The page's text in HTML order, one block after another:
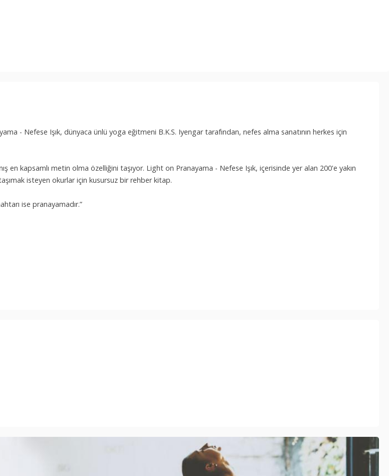
- Nefese Işık, dünyaca ünlü yoga eğitmeni B.K.S. Iyengar tarafından, nefes alma sanatının herkes için
en kapsamlı metin olma özelliğini taşıyor. Light on Pranayama - Nefese Işık, içerisinde yer alan 200'e yakın
isteyen okurlar için kusursuz bir rehber kitap.
ise pranayamadır.”